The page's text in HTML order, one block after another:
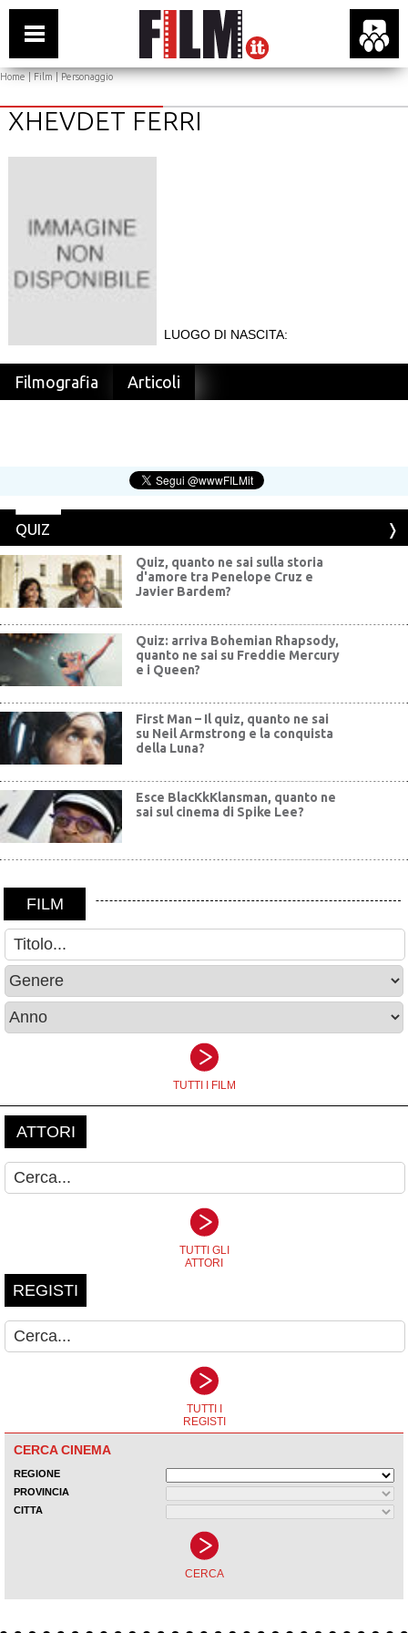
Home|Film| Personaggio
XHEVDET FERRI
LUOGO DI NASCITA:
Filmografia Articoli
QUIZ
Quiz, quanto ne sai sulla storia
d'amore tra Penelope Cruz e
Javier Bardem?
Quiz: arriva Bohemian Rhapsody,
quanto ne sai su Freddie Mercury
e i Queen?
First Man – Il quiz, quanto ne sai
su Neil Armstrong e la conquista
della Luna?
Esce BlacKkKlansman, quanto ne
sai sul cinema di Spike Lee?